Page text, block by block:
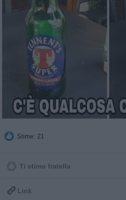
Stime: 21
Ti stimo fratella
 Link